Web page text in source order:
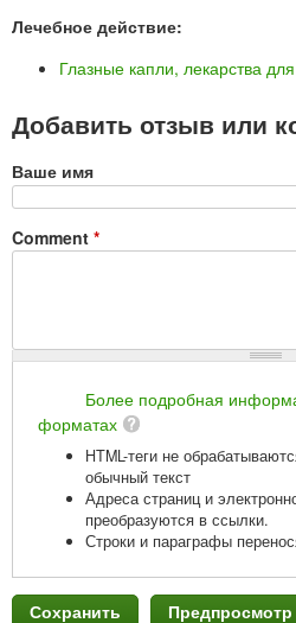
Лечебное действие:
Глазные капли, лекарства
Добавить отзыв или
Ваше имя
Comment *
Более подробная
форматах
HTML-теги не
обычный текст
Адреса страниц и
преобразуются в ссылки.
Строки и параграфы